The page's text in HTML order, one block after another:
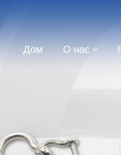
Дом О нас